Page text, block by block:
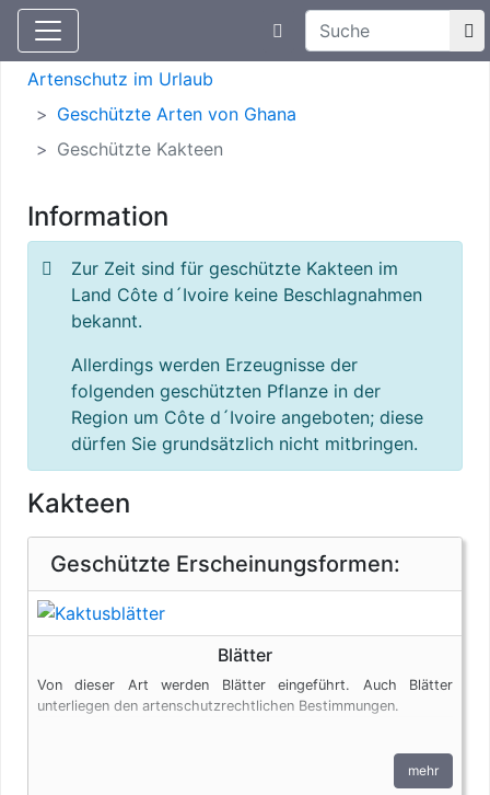
Aktuelle Meldungen
Suchtexteingabe
Artenschutz
Artenschutz im Urlaub
Geschützte Arten von Ghana
Geschützte Kakteen
Information
Zur Zeit sind für geschützte Kakteen im
Land Côte d´Ivoire keine Beschlagnahmen
bekannt.
Allerdings werden Erzeugnisse der
folgenden geschützten Pflanze in der
Region um Côte d´Ivoire angeboten; diese
dürfen Sie grundsätzlich nicht mitbringen.
Kakteen
Geschützte Erscheinungsformen:
Blätter
Von dieser Art werden Blätter eingeführt. Auch Blätter
unterliegen den artenschutzrechtlichen Bestimmungen.
mehr